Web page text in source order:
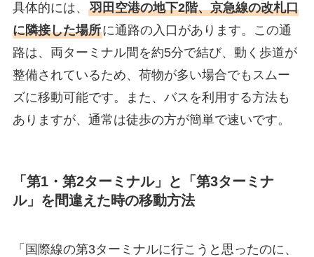
具体的には、 羽田空港の地下2階、京急線の改札口
に隣接した場所に通路の入口があります。この通
路は、両ターミナル間を約5分で結び、動く歩道が
整備されているため、荷物が多い場合でもスムー
ズに移動可能です。また、バスを利用する方法も
ありますが、通常は徒歩の方が簡単で速いです。
「第1・第2ターミナル」と「第3ターミナ
ル」を間違えた時の移動方法
「国際線の第3ターミナルに行こうと思ったのに、